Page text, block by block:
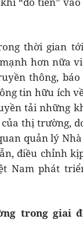
thời gian
hơn nữa
thông,
tin hữu ích
tải những
thị trường,
quản lý
điều chỉnh
Nam phát
trong giai